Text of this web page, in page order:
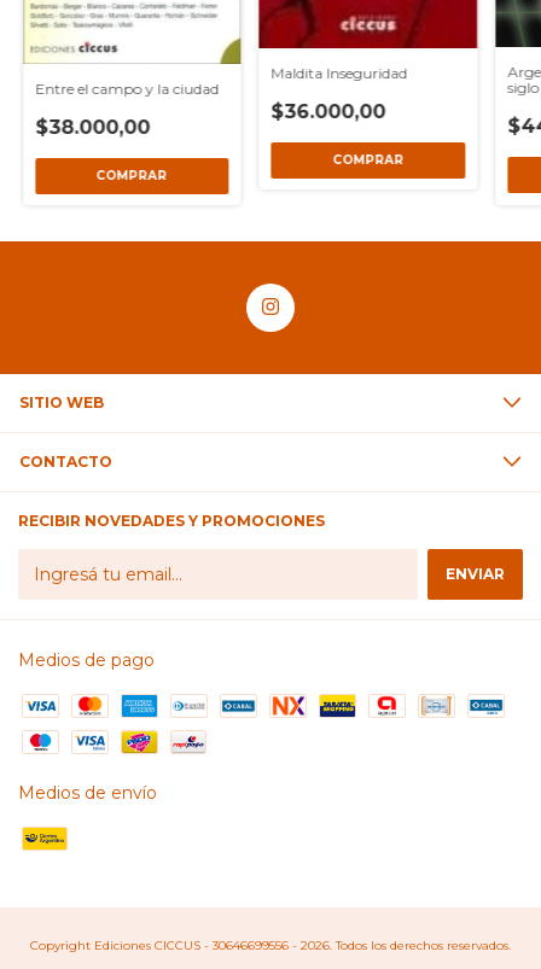
Entre el campo y la ciudad
$38.000,00
Maldita Inseguridad
$36.000,00
siglo
SITIO WEB
CONTACTO
RECIBIR NOVEDADES Y PROMOCIONES
Medios de pago
Medios de envío
Copyright Ediciones CICCUS - 30646699556 - 2026. Todos los derechos reservados.